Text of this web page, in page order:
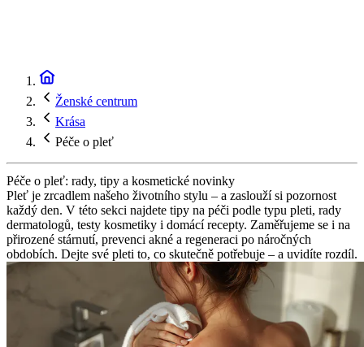
Ženské centrum
Krása
Péče o pleť
Péče o pleť: rady, tipy a kosmetické novinky
Pleť je zrcadlem našeho životního stylu – a zaslouží si pozornost
každý den. V této sekci najdete tipy na péči podle typu pleti, rady
dermatologů, testy kosmetiky i domácí recepty. Zaměřujeme se i na
přirozené stárnutí, prevenci akné a regeneraci po náročných
obdobích. Dejte své pleti to, co skutečně potřebuje – a uvidíte rozdíl.